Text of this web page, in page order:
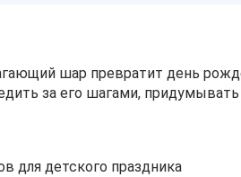
шар превратит день
за его шагами,
для детского праздника